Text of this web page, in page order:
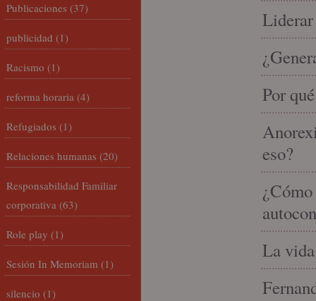
Liderar
Por
eso?
La
Publicaciones (37)
publicidad (1)
Racismo (1)
reforma horaria (4)
Refugiados (1)
Relaciones humanas (20)
Responsabilidad Familiar
corporativa (63)
Role play (1)
Sesión In Memoriam (1)
silencio (1)